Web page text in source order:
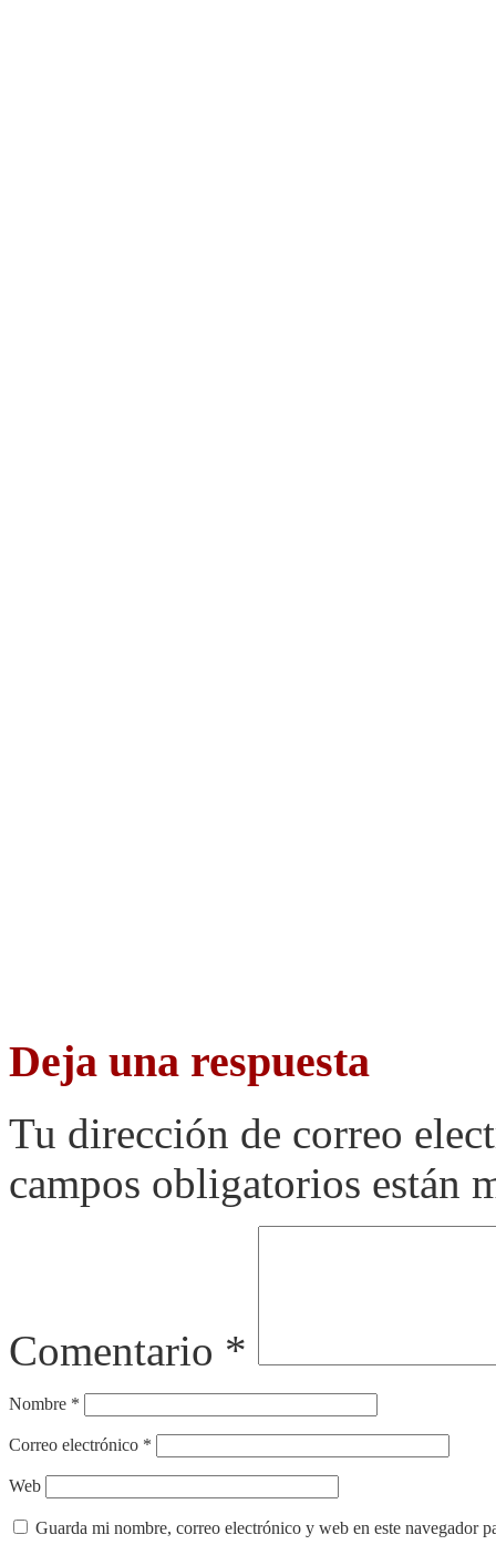
Deja una respuesta
Tu dirección de correo
campos obligatorios están
Comentario *
Nombre *
Correo electrónico *
Web
Guarda mi nombre, correo electrónico y web en este navegador